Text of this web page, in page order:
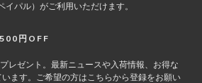
パル）がご利用いただけます。
円OFF
レゼント。最新ニュースや入荷情報、お得な
ます。ご希望の方はこちらから登録をお願い